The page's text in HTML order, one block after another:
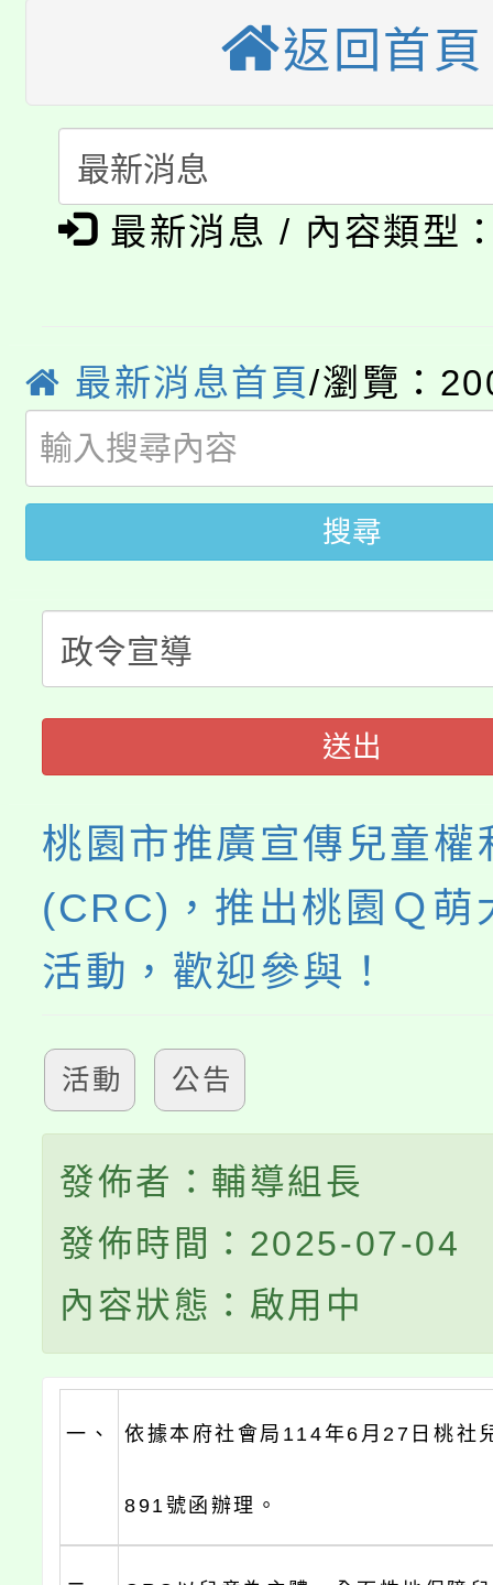
程，歡迎學生輔導中心
心理、諮商輔導、社會
系所師生報名參加。
縣市「校園短影音徵
踴躍報名參加。
桃園市115學年度學生
「桃園市補助參觀特色
展演活動實施計畫」
115年度「教育部表揚
義教育推展貢獻獎」
公告本校115學年度第
代理(課)教師甄選結果(
「2026金融保險知識
生本土語及新住民語歌
公告本校115學年度第
代理(課)教師甄選結果(
公告本校115學年度第
代理(課)教師甄選結果(
轉知中國文化大學推廣
《TA101》溝通分析基
心理、諮商輔導、社會
系所師生報名參加。
轉知苗栗縣政府辦理
門員」簡章及活動海報
桃園市115學年度學生
要點
「桃園市補助參觀特色
展演活動實施計畫」
115年度「教育部表揚
義教育推展貢獻獎」
返回首頁
最新消息 / 內容類型
最新消息首頁/瀏覽：
搜尋
送出
桃園市推廣宣傳兒童權
(CRC)，推出桃園Ｑ萌
活動，歡迎參與！
活動 公告
發佈者：輔導組長
發佈時間：2025-07-04
內容狀態：啟用中
一、 依據本府社會局114年6月27日桃社
891號函辦理。